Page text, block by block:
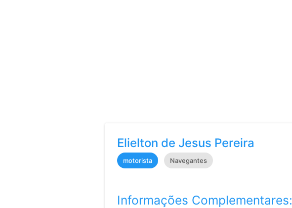
Elielton de Jesus Pereira
motorista Navegantes
Informações Complementares: